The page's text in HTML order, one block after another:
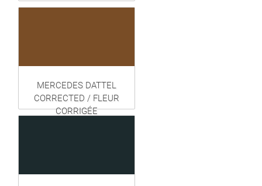
MERCEDES DATTEL
CORRECTED / FLEUR
CORRIGÉE